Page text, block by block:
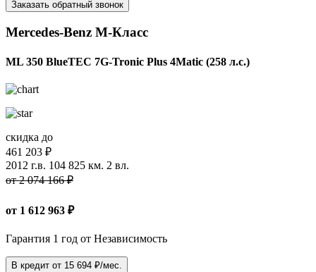
Заказать обратный звонок
Mercedes-Benz M-Класс
ML 350 BlueTEC 7G-Tronic Plus 4Matic (258 л.с.)
скидка до
461 203 ₽
2012 г.в. 104 825 км. 2 вл.
от 2 074 166 ₽
от 1 612 963 ₽
Гарантия 1 год от Независимость
В кредит от 15 694 ₽/мес.